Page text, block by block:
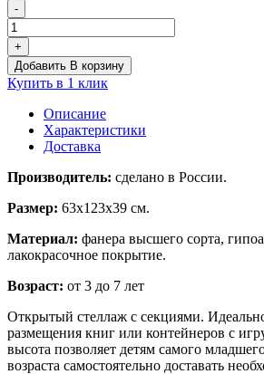
-
Количество
товара
Модуль
для
хранения
секций)
+
Добавить В корзину
Купить в 1 клик
Описание
Характеристики
Доставка
Производитель: сделано в России.
Размер: 63х123х39 см.
Материал: фанера высшего сорта,
лакокрасочное покрытие.
Возраст: от 3 до 7 лет
Открытый стеллаж с секциями.
размещения книг или контейнеров с
высота позволяет детям самого
возраста самостоятельно доставать